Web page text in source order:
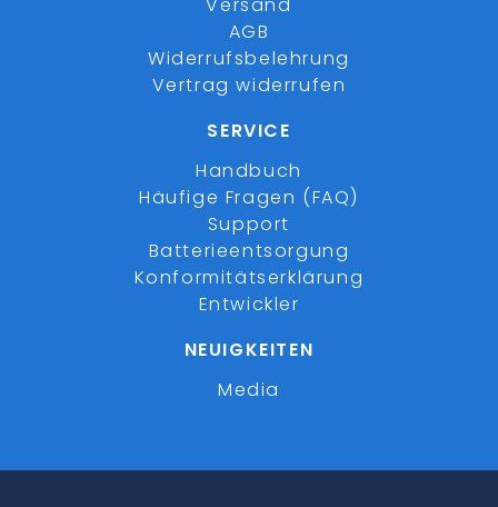
AGB
Widerrufsbelehrung
Vertrag widerrufen
SERVICE
Handbuch
Häufige Fragen (FAQ)
Support
Batterieentsorgung
Konformitätserklärung
Entwickler
NEUIGKEITEN
Media